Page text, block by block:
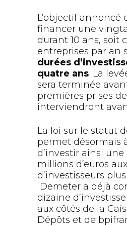
L’objectif annoncé
financer une
durant 10 ans, soit
entreprises par an
durées
quatre ans .La
sera terminée
premières prises
interviendront
La loi sur le statut
permet désormais
d’investir ainsi
millions d’euros
d’investisseurs
Demeter a déjà
dizaine
aux côtés de la
Dépôts et de